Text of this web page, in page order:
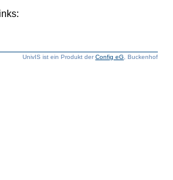
UnivIS ist ein Produkt derConfig eG , Buckenhof